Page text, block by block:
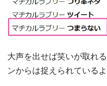
大声を出せば笑いが取れ
ンからは捉えられているよ